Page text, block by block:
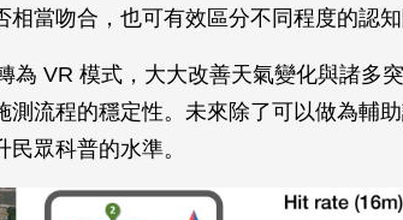
當吻合，也可有效區分不同程度的認知
為 VR 模式，大大改善天氣變化與諸多
測流程的穩定性。未來除了可以做為輔
眾科普的水準。